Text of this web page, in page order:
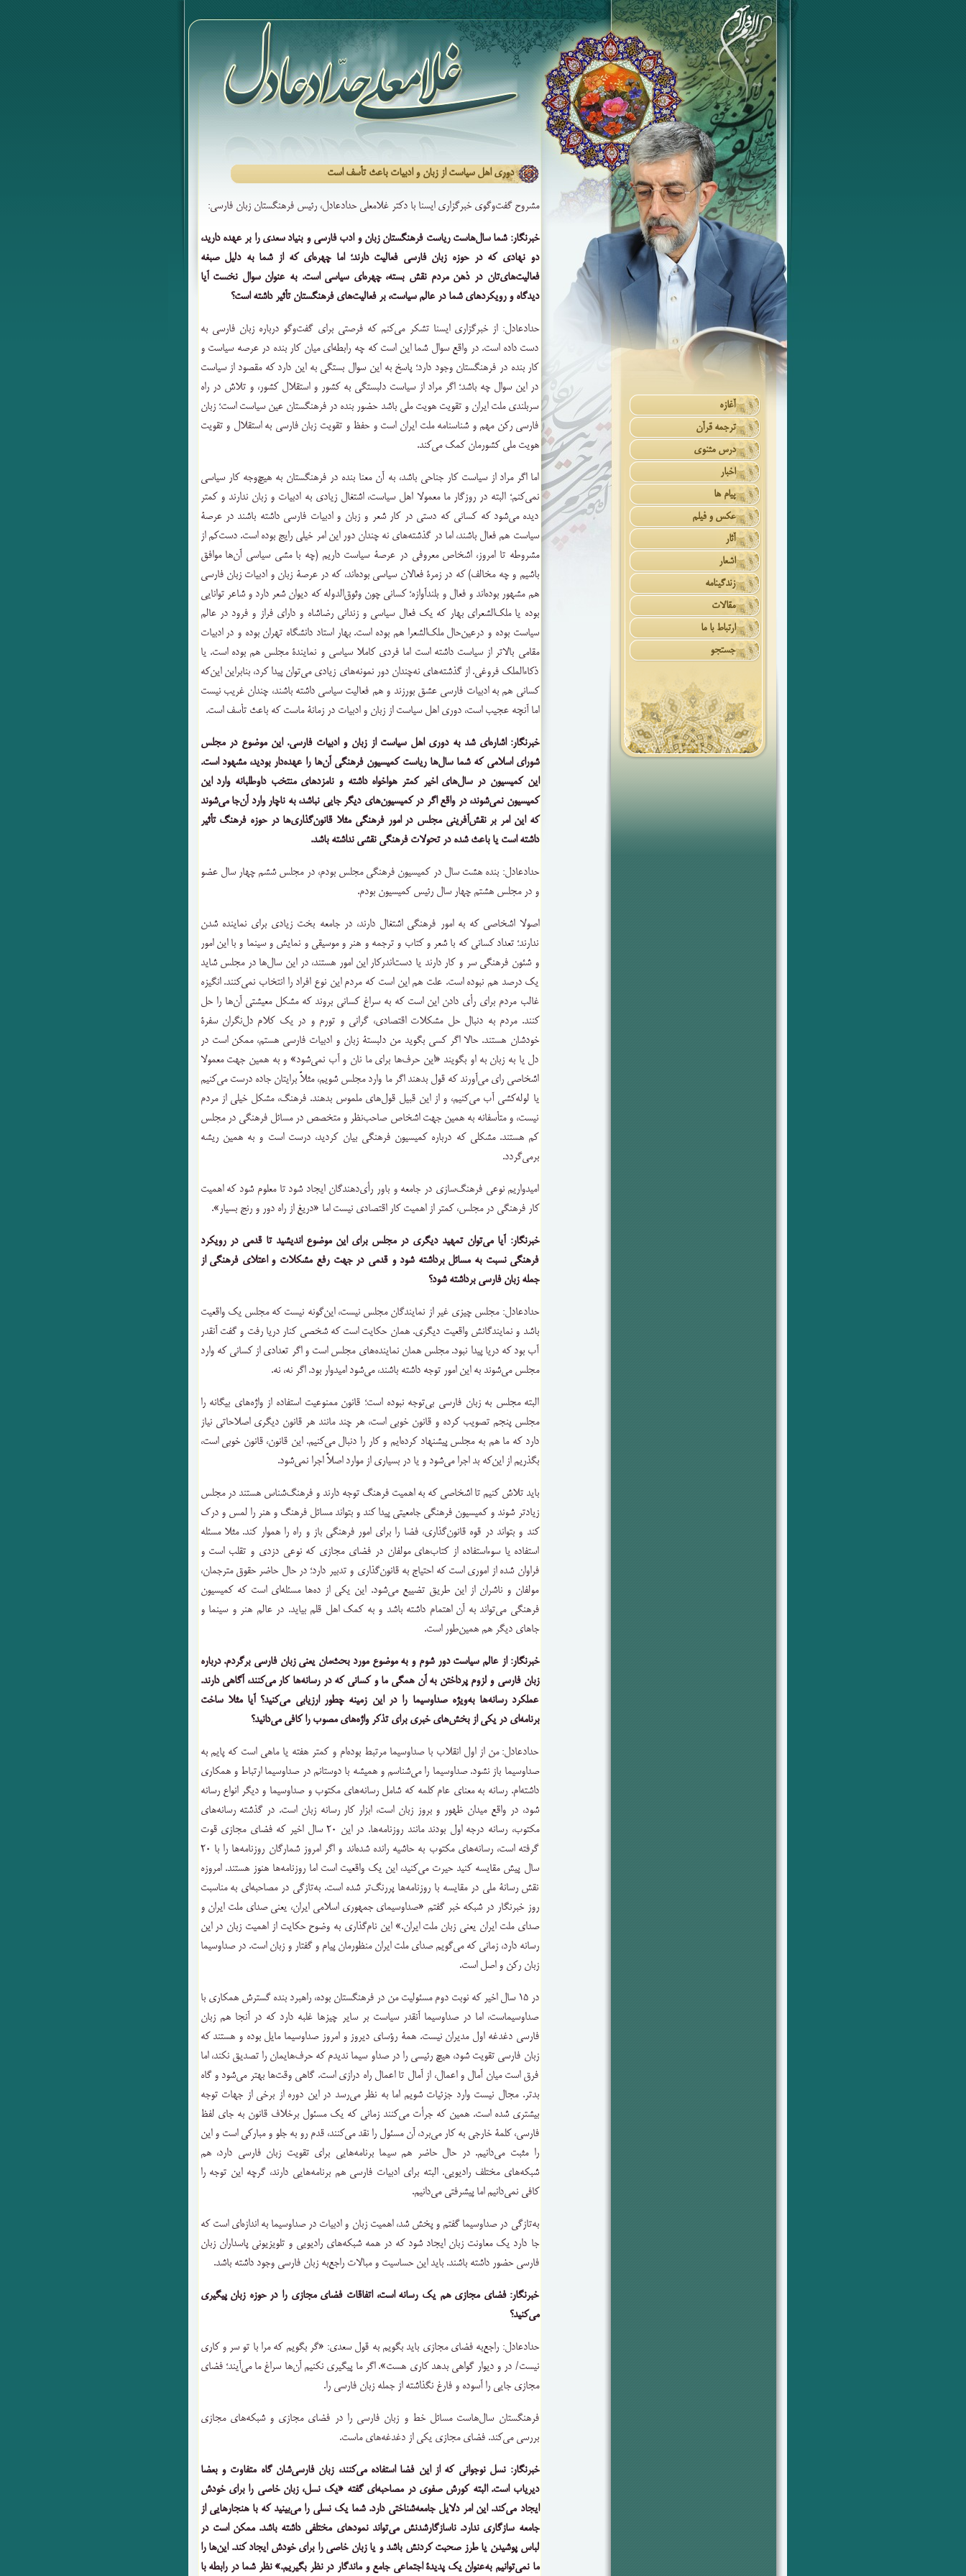
آغازه
ترجمه قرآن
درس مثنوی
اخبار
پیام ها
عکس و فیلم
آثار
اشعار
زندگینامه
مقالات
ارتباط با ما
جستجو
دوری اهل سیاست از زبان و ادبیات باعث تأسف است
مشروح گفت‌وگوی خبرگزاری ایسنا با دکتر غلامعلی حدادعادل، رئیس فرهنگستان زبان فارسی:
خبرنگار: شما سال‌هاست ریاست فرهنگستان زبان و ادب فارسی و بنیاد سعدی را بر عهده‌ دارید،
دو نهادی که در حوزه زبان فارسی فعالیت دارند؛ اما چهره‌ای که از شما به دلیل صبغه
فعالیت‌های‌تان در ذهن مردم نقش بسته، چهره‌ای سیاسی است. به عنوان سوال نخست آیا
دیدگاه و رویکردهای شما در عالم سیاست، بر فعالیت‌های فرهنگستان تأثیر داشته است؟
حدادعادل: از خبرگزاری ایسنا تشکر می‌کنم که فرصتی برای گفت‌وگو درباره زبان فارسی به
دست داده است. در واقع سوال شما این است که چه رابطه‌ای میان کار بنده در عرصه سیاست و
کار بنده در فرهنگستان وجود دارد؛ پاسخ به این سوال بستگی به این دارد که مقصود از سیاست
در این سوال چه باشد؛ اگر مراد از سیاست دلبستگی به کشور و استقلال کشور، و تلاش در راه
سربلندی ملت ایران و تقویت هویت ملی باشد حضور بنده در فرهنگستان عین سیاست است؛ زبان
فارسی رکن مهم و شناسنامه ملت ایران است و حفظ و تقویت زبان فارسی به استقلال و تقویت
هویت ملی کشورمان کمک می‌کند.
اما اگر مراد از سیاست کار جناحی باشد، به آن معنا بنده در فرهنگستان به هیچ‌وجه کار سیاسی
نمی‌کنم؛ البته در روزگار ما معمولا اهل سیاست، اشتغال زیادی به ادبیات و زبان ندارند و کمتر
دیده می‌شود که کسانی که دستی در کار شعر و زبان و ادبیات فارسی داشته باشند در عرصۀ
سیاست هم فعال باشند، اما در گذشته‌های نه چندان دور این امر خیلی رایج بوده است. دست‌کم از
مشروطه تا امروز، اشخاص معروفی در عرصۀ سیاست داریم (چه با مشی سیاسی آن‌ها موافق
باشیم و چه مخالف) که در زمرۀ فعالان سیاسی بوده‌اند، که در عرصۀ زبان و ادبیات زبان فارسی
هم مشهور بوده‌اند و فعال و بلندآوازه؛ کسانی چون وثوق‌الدوله که دیوان شعر دارد و شاعر توانایی
بوده یا ملک‌الشعرای بهار که یک فعال سیاسی و زندانی رضاشاه و دارای فراز و فرود در عالم
سیاست بوده و درعین‌حال ملک‌الشعرا هم بوده است. بهار استاد دانشگاه تهران بوده و در ادبیات
مقامی بالاتر از سیاست داشته است اما فردی کاملا سیاسی و نمایندۀ مجلس هم بوده است. یا
ذکاءالملک فروغی. از گذشته‌های نه‌چندان دور نمونه‌های زیادی می‌توان پیدا کرد، بنابراین این‌که
کسانی هم به ادبیات فارسی عشق بورزند و هم فعالیت سیاسی داشته باشند، چندان غریب نیست
اما آنچه عجیب است، دوری اهل سیاست از زبان و ادبیات در زمانۀ ماست که باعث تأسف است.
خبرنگار: اشاره‌ای شد به دوری اهل سیاست از زبان و ادبیات فارسی. این موضوع در مجلس
شورای اسلامی که شما سال‌ها ریاست کمیسیون فرهنگی آن‌ها را عهده‌دار بودید، مشهود است.
این کمیسیون در سال‌های اخیر کمتر هواخواه داشته و نامزدهای منتخب داوطلبانه وارد این
کمیسیون نمی‌شوند، در واقع اگر در کمیسیون‌های دیگر جایی نباشد، به ناچار وارد آن‌جا می‌شوند
که این امر بر نقش‌آفرینی مجلس در امور فرهنگی مثلا قانون‌گذاری‌ها در حوزه فرهنگ تأثیر
داشته است یا باعث شده در تحولات فرهنگی نقشی نداشته باشد.
حدادعادل: بنده هشت سال در کمیسیون فرهنگی مجلس بودم، در مجلس ششم چهار سال عضو
و در مجلس هشتم چهار سال رئیس کمیسیون بودم.
اصولا اشخاصی که به امور فرهنگی اشتغال دارند، در جامعه بخت زیادی برای نماینده شدن
ندارند؛ تعداد کسانی که با شعر و کتاب و ترجمه و هنر و موسیقی و نمایش و سینما و با این امور
و شئون فرهنگی سر و کار دارند یا دست‌اندرکار این امور هستند، در این سال‌ها در مجلس شاید
یک درصد هم نبوده است. علت هم این است که مردم این نوع افراد را انتخاب نمی‌کنند. انگیزه
غالب‌ مردم برای رأی‌ دادن این است که به سراغ کسانی بروند که مشکل معیشتی آن‌ها را حل
کنند. مردم به دنبال حل مشکلات اقتصادی، گرانی و تورم و در یک کلام دل‌نگران سفرۀ
خودشان هستند. حالا اگر کسی بگوید من دلبستۀ زبان و ادبیات فارسی هستم، ممکن است در
دل یا به زبان به او بگویند «این حرف‌ها برای ما نان و آب نمی‌شود» و به همین جهت معمولا
اشخاصی رای می‌آورند که قول بدهند اگر ما وارد مجلس شویم، مثلاً برایتان جاده درست می‌کنیم
یا لوله‌کشی آب می‌کنیم، و از این قبیل قول‌های ملموس بدهند. فرهنگ، مشکل خیلی از مردم
نیست، و متأسفانه به همین جهت اشخاص صاحب‌نظر و متخصص در مسائل فرهنگی در مجلس
کم هستند. مشکلی که درباره کمیسیون فرهنگی بیان کردید، درست است و به همین ریشه
برمی‌گردد.
امیدواریم نوعی فرهنگ‌سازی در جامعه و باور رأی‌دهندگان ایجاد شود تا معلوم شود که اهمیت
کار فرهنگی در مجلس، کمتر از اهمیت کار اقتصادی نیست اما «دریغ از راه دور و رنج بسیار».
خبرنگار: آیا می‌توان تمهید دیگری در مجلس برای این موضوع اندیشید تا قدمی در رویکرد
فرهنگی نسبت به مسائل برداشته شود و قدمی در جهت رفع مشکلات و اعتلای فرهنگی از
جمله زبان فارسی برداشته شود؟
حدادعادل: مجلس چیزی غیر از نمایندگان مجلس نیست، این‌گونه نیست که مجلس یک واقعیت
باشد و نمایندگانش واقعیت دیگری. همان حکایت است که شخصی کنار دریا رفت و گفت آنقدر
آب بود که دریا پیدا نبود. مجلس همان نماینده‌های مجلس است و اگر تعدادی از کسانی که وارد
مجلس می‌شوند به این امور توجه داشته باشند، می‌شود امیدوار بود. اگر نه، نه.
البته مجلس به زبان فارسی بی‌توجه نبوده است؛ قانون ممنوعیت استفاده از واژه‌های بیگانه را
مجلس پنجم تصویب کرده و قانون خوبی است، هر چند مانند هر قانون دیگری اصلاحاتی نیاز
دارد که ما هم به مجلس پیشنهاد کرده‌ایم و کار را دنبال می‌کنیم. این قانون، قانون خوبی است،
بگذریم از این‌که بد اجرا می‌شود و یا در بسیاری از موارد اصلاً اجرا نمی‌شود.
باید تلاش کنیم تا اشخاصی که به اهمیت فرهنگ توجه دارند و فرهنگ‌شناس هستند در مجلس
زیادتر شوند و کمیسیون فرهنگی جامعیتی پیدا کند و بتواند مسائل فرهنگ و هنر را لمس و درک
کند و بتواند در قوه قانون‌گذاری، فضا را برای امور فرهنگی باز و راه‌ را هموار کند. مثلا مسئله
استفاده یا سوءاستفاده از کتاب‌های مولفان در فضای مجازی که نوعی دزدی و تقلب است و
فراوان شده از اموری است که احتیاج به قانون‌گذاری و تدبیر دارد؛ در حال حاضر حقوق مترجمان،
مولفان و ناشران از این طریق تضییع می‌شود. این یکی از ده‌ها مسئله‌ای است که کمیسیون
فرهنگی می‌تواند به آن اهتمام داشته باشد و به کمک اهل قلم بیاید. در عالم هنر و سینما و
جاهای دیگر هم همین‌طور است.
خبرنگار: از عالم سیاست دور شوم و به موضوع مورد بحث‌مان یعنی زبان فارسی برگردم. درباره
زبان فارسی و لزوم پرداختن به آن همگی ما و کسانی که در رسانه‌ها کار می‌کنند،‌ آگاهی دارند.
عملکرد رسانه‌ها به‌ویژه صداوسیما را در این زمینه چطور ارزیابی می‌کنید؟ آیا مثلا ساخت
برنامه‌ای در یکی از بخش‌های خبری برای تذکر واژه‌های مصوب را کافی می‌دانید؟
حدادعادل: من از اول انقلاب با صداوسیما مرتبط بوده‌ام و کمتر هفته یا ماهی است که پایم به
صداوسیما باز نشود. صداوسیما را می‌شناسم و همیشه با دوستانم در صداوسیما ارتباط و همکاری
داشته‌ام. رسانه به معنای عام کلمه که شامل رسانه‌های مکتوب و صداوسیما و دیگر انواع رسانه
شود، در واقع میدان ظهور و بروز زبان است، ابزار کار رسانه زبان است. در گذشته رسانه‌های
مکتوب، رسانه درجه اول بودند مانند روزنامه‌ها. در این ۲۰ سال اخیر که فضای مجازی قوت
گرفته است، رسانه‌های مکتوب به حاشیه رانده شده‌اند و اگر امروز شمارگان روزنامه‌ها را با ۲۰
سال پیش مقایسه کنید حیرت می‌کنید، این یک واقعیت است اما روزنامه‌ها هنوز هستند. امروزه
نقش رسانۀ ملی در مقایسه با روزنامه‌ها پررنگ‌تر شده است. به‌تازگی در مصاحبه‌ای به مناسبت
روز خبرنگار در شبکه خبر گفتم «صداوسیمای جمهوری اسلامی ایران، یعنی صدای ملت ایران و
صدای ملت ایران یعنی زبان ملت ایران.» این نام‌گذاری به وضوح حکایت از اهمیت زبان در این
رسانه دارد، زمانی که می‌گویم صدای ملت ایران منظورمان پیام و گفتار و زبان است. در صداوسیما
زبان رکن و اصل است.
در ۱۵ سال اخیر که نوبت دوم مسئولیت من در فرهنگستان بوده، راهبرد بنده گسترش همکاری با
صداوسیماست، اما در صداوسیما آنقدر سیاست بر سایر چیزها غلبه دارد که در آنجا هم زبان
فارسی دغدغه اول مدیران نیست. همۀ رؤسای دیروز و امروز صداوسیما مایل‌ بوده و هستند که
زبان فارسی تقویت شود، هیچ رئیسی را در صداو سیما ندیدم که حرف‌هایمان را تصدیق نکند، اما
فرق است میان آمال و اعمال، از آمال تا اعمال راه‌ درازی است. گاهی وقت‌ها بهتر می‌شود و گاه
بدتر. مجال نیست وارد جزئیات شویم اما به نظر می‌رسد در این دوره از برخی از جهات توجه
بیشتری شده است. همین که جرأت می‌کنند زمانی که یک مسئول برخلاف قانون به جای لفظ
فارسی، کلمۀ خارجی به کار می‌برد، آن مسئول را نقد می‌کنند، قدم رو به جلو و مبارکی است و این
را مثبت می‌دانیم. در حال حاضر هم سیما برنامه‌هایی برای تقویت زبان فارسی دارد، هم
شبکه‌های مختلف رادیویی. البته برای ادبیات فارسی هم برنامه‌هایی دارند، گرچه این توجه را
کافی نمی‌دانیم اما پیشرفتی می‌دانیم.
به‌تازگی در صداوسیما گفتم و پخش شد، اهمیت زبان و ادبیات در صداوسیما به اندازه‌ای است که
جا دارد یک معاونت زبان ایجاد شود که در همه شبکه‌های رادیویی و تلویزیونی پاسداران زبان
فارسی حضور داشته باشند. باید این حساسیت و مبالات راجع‌به زبان فارسی وجود داشته باشد.
خبرنگار: فضای مجازی هم یک رسانه است، اتفاقات فضای مجازی را در حوزه زبان پیگیری
می‌کنید؟
حدادعادل: راجع‌به فضای مجازی باید بگویم به قول سعدی: «گر بگویم که مرا با تو سر و کاری
نیست/ در و دیوار گواهی بدهد کاری هست». اگر ما پیگیری نکنیم آن‌ها سراغ ما می‌آیند؛ فضای
مجازی جایی را آسوده و فارغ نگذاشته از جمله زبان فارسی را.
فرهنگستان سال‌هاست مسائل خط و زبان فارسی را در فضای مجازی و شبکه‌های مجازی
بررسی می‌کند. فضای مجازی یکی از دغدغه‌های ماست.
خبرنگار: نسل نوجوانی که از این فضا استفاده می‌کنند، زبان فارسی‌شان گاه متفاوت و بعضا
دیریاب است. البته کورش صفوی در مصاحبه‌ای گفته «یک نسل، زبان خاصی را برای خودش
ایجاد می‌کند. این امر دلایل جامعه‌شناختی دارد. شما یک نسلی را می‌بینید که با هنجارهایی از
جامعه سازگاری ندارد. ناسازگارشدنش می‌تواند نمودهای مختلفی داشته باشد. ممکن است در
لباس پوشیدن یا طرز صحبت کردنش باشد و یا زبان خاصی را برای خودش ایجاد کند. این‌ها را
ما نمی‌توانیم به‌عنوان یک پدیدۀ اجتماعی جامع و ماندگار در نظر بگیریم.» نظر شما در رابطه با